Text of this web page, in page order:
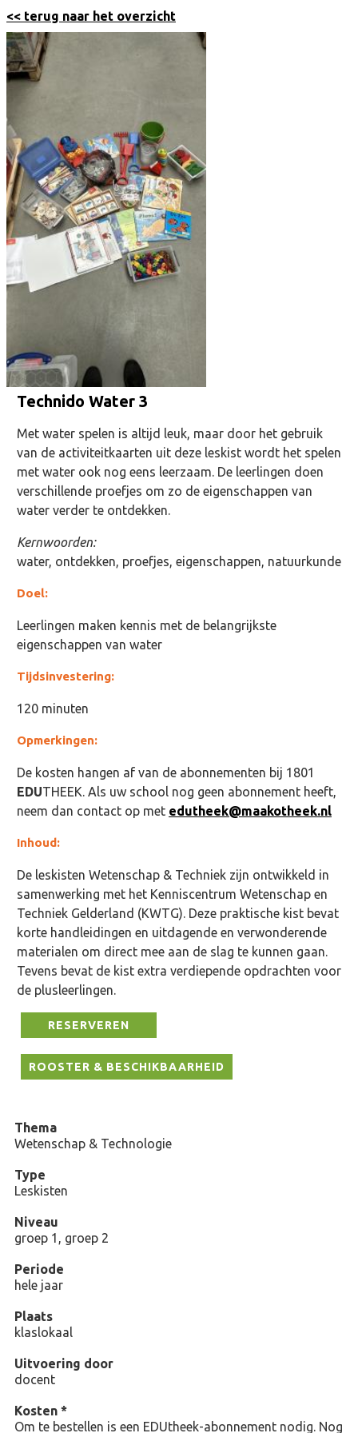
<< terug naar het overzicht
Technido Water 3
Met water spelen is altijd leuk, maar door het gebruik
van de activiteitkaarten uit deze leskist wordt het spelen
met water ook nog eens leerzaam. De leerlingen doen
verschillende proefjes om zo de eigenschappen van
water verder te ontdekken.
Kernwoorden:
water, ontdekken, proefjes, eigenschappen, natuurkunde
Doel:
Leerlingen maken kennis met de belangrijkste
eigenschappen van water
Tijdsinvestering:
120 minuten
Opmerkingen:
De kosten hangen af van de abonnementen bij 1801
EDUTHEEK. Als uw school nog geen abonnement heeft,
neem dan contact op met edutheek@maakotheek.nl
Inhoud:
De leskisten Wetenschap & Techniek zijn ontwikkeld in
samenwerking met het Kenniscentrum Wetenschap en
Techniek Gelderland (KWTG). Deze praktische kist bevat
korte handleidingen en uitdagende en verwonderende
materialen om direct mee aan de slag te kunnen gaan.
Tevens bevat de kist extra verdiepende opdrachten voor
de plusleerlingen.
RESERVEREN
ROOSTER & BESCHIKBAARHEID
Thema
Wetenschap & Technologie
Type
Leskisten
Niveau
groep 1, groep 2
Periode
hele jaar
Plaats
klaslokaal
Uitvoering door
docent
Kosten *
Om te bestellen is een EDUtheek-abonnement nodig. Nog